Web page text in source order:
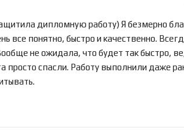
дипломную работу) Я безмерно
все понятно, быстро и качественно.
не ожидала, что будет так быстро,
просто спасли. Работу выполнили даже